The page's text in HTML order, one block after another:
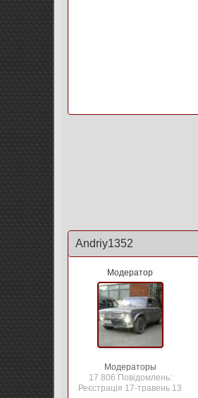
Andriy1352
Модератор
Модераторы
17 806 Повідомлень:
Реєстрація 17-травень 13